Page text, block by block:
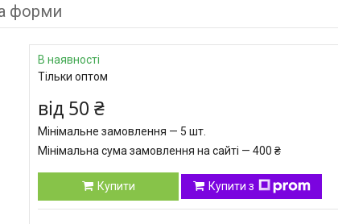
форми
В наявності
Тільки оптом
від 50 ₴
Мінімальне замовлення — 5 шт.
Мінімальна сума замовлення на сайті — 400 ₴
Купити Купити з